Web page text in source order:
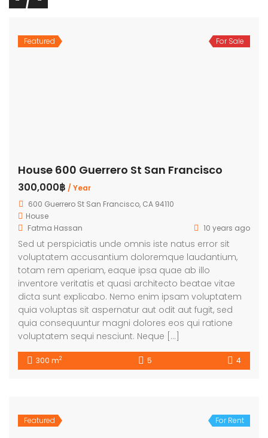
Featured For Sale
House 600 Guerrero St San Francisco
300,000฿ / Year
600 Guerrero St San Francisco, CA 94110
House
Fatma Hassan
10 years ago
Sed ut perspiciatis unde omnis iste natus error sit
voluptatem accusantium doloremque laudantium,
totam rem aperiam, eaque ipsa quae ab illo
inventore veritatis et quasi architecto beatae vitae
dicta sunt explicabo. Nemo enim ipsam voluptatem
quia voluptas sit aspernatur aut odit aut fugit, sed
quia consequuntur magni dolores eos qui ratione
voluptatem sequi nesciunt. Neque […]
300 m2 5 4
Featured For Rent